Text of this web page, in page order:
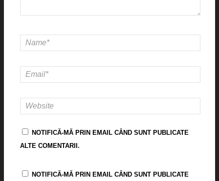
NOTIFICĂ-MĂ PRIN EMAIL CÂND SUNT PUBLICATE
ALTE COMENTARII.
NOTIFICĂ-MĂ PRIN EMAIL CÂND SUNT PUBLICATE